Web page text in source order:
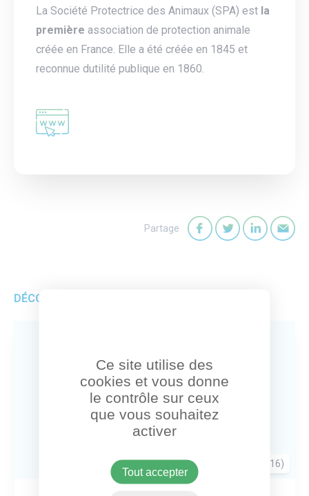
La Société Protectrice des Animaux (SPA) est la
première association de protection animale
créée en France. Elle a été créée en 1845 et
reconnue dutilité publique en 1860.
Partage
DÉCOUVREZ AUSSI
Neuilly-sur-Seine (75016)
Ce site utilise des
cookies et vous donne
le contrôle sur ceux
que vous souhaitez
activer
Tout accepter